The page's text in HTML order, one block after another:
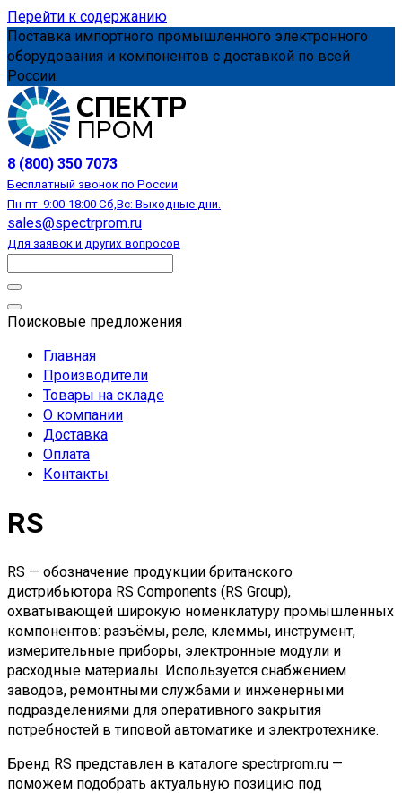
Перейти к содержанию
Поставка импортного промышленного электронного
оборудования и компонентов с доставкой по всей
России.
8 (800) 350 7073
Бесплатный звонок по России
Пн-пт: 9:00-18:00 Сб,Вс: Выходные дни.
sales@spectrprom.ru
Для заявок и других вопросов
Поисковые предложения
Главная
Производители
Товары на складе
О компании
Доставка
Оплата
Контакты
RS
RS — обозначение продукции британского
дистрибьютора RS Components (RS Group),
охватывающей широкую номенклатуру промышленных
компонентов: разъёмы, реле, клеммы, инструмент,
измерительные приборы, электронные модули и
расходные материалы. Используется снабжением
заводов, ремонтными службами и инженерными
подразделениями для оперативного закрытия
потребностей в типовой автоматике и электротехнике.
Бренд RS представлен в каталоге spectrprom.ru —
поможем подобрать актуальную позицию под